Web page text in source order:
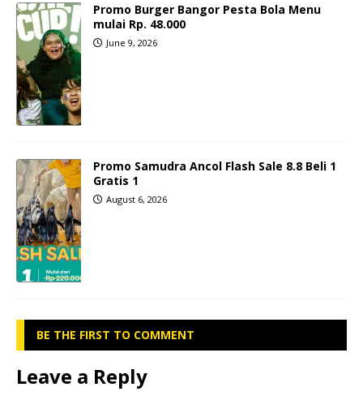
Promo Burger Bangor Pesta Bola Menu
mulai Rp. 48.000
June 9, 2026
Promo Samudra Ancol Flash Sale 8.8 Beli 1
Gratis 1
August 6, 2026
BE THE FIRST TO COMMENT
Leave a Reply